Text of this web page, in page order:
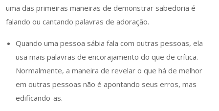
uma das primeiras maneiras de demonstrar sabedoria é
falando ou cantando palavras de adoração.
Quando uma pessoa sábia fala com outras pessoas, ela
usa mais palavras de encorajamento do que de crítica.
Normalmente, a maneira de revelar o que há de melhor
em outras pessoas não é apontando seus erros, mas
edificando-as.